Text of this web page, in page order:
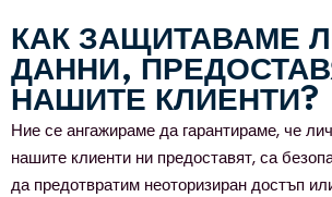
КАК ЗАЩИТАВАМЕ
ДАННИ,
НАШИТЕ КЛИЕНТИ?
Ние се ангажираме да гарантираме, че
нашите клиенти ни предоставят, са
да предотвратим неоторизиран достъп